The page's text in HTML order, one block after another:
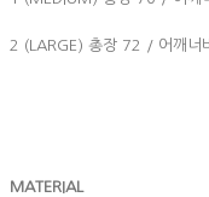
2 (LARGE) 총장 72 / 어깨
MATERIAL